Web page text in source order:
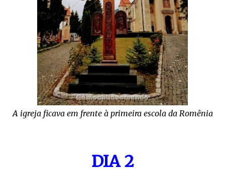
A igreja ficava em frente à primeira escola da Romênia
DIA 2